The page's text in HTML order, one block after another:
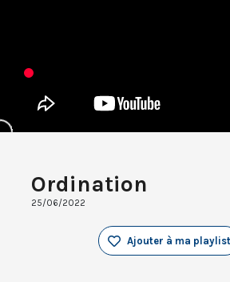
Ordination
25/06/2022
Ajouter à ma playlist